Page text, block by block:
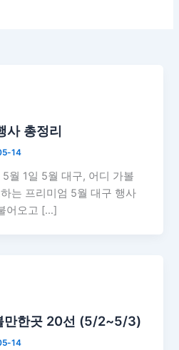
사 총정리
14
월 1일 5월 대구, 어디 가볼
는 프리미엄 5월 대구 행사
어오고 […]
만한곳 20선 (5/2~5/3)
14